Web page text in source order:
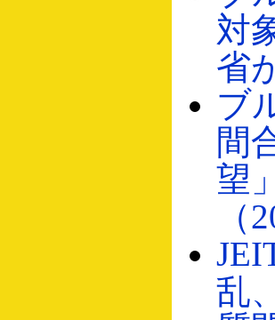
対
省
ブ
間
望
（
乱